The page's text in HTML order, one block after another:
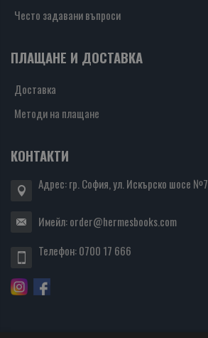
Често задавани въпроси
ПЛАЩАНЕ И ДОСТАВКА
Доставка
Методи на плащане
КОНТАКТИ
Адрес: гр. София, ул. Искърско шосе №7
Имейл:order@hermesbooks.com
Телефон:0700 17 666